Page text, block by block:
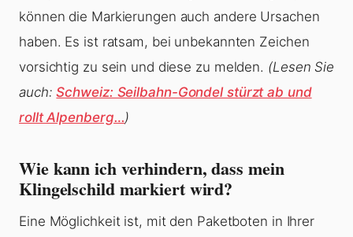
können die Markierungen auch andere Ursachen
haben. Es ist ratsam, bei unbekannten Zeichen
vorsichtig zu sein und diese zu melden. (Lesen Sie
auch:Schweiz: Seilbahn-Gondel stürzt ab und
rollt Alpenberg…)
Wie kann ich verhindern, dass mein
Klingelschild markiert wird?
Eine Möglichkeit ist, mit den Paketboten in Ihrer